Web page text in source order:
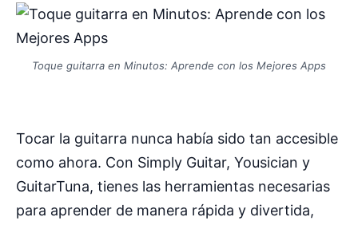
Toque guitarra en Minutos: Aprende con los Mejores Apps
Tocar la guitarra nunca había sido tan accesible
como ahora. Con Simply Guitar, Yousician y
GuitarTuna, tienes las herramientas necesarias
para aprender de manera rápida y divertida,